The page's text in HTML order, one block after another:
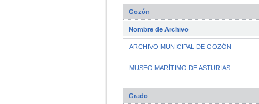
Gozón
Nombre de Archivo
ARCHIVO MUNICIPAL DE GOZÓN
MUSEO MARÍTIMO DE ASTURIAS
Grado